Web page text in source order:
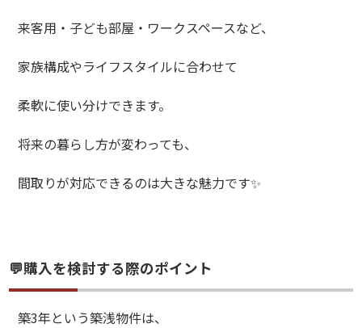
来客用・子ども部屋・ワークスペースなど、
家族構成やライフスタイルに合わせて
柔軟に使い分けできます。
将来の暮らし方が変わっても、
間取りが対応できるのは大きな魅力です✨
💬購入を検討する際のポイント
築3年という築浅物件は、